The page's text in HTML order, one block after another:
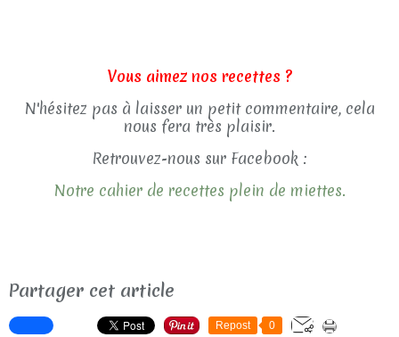
Vous aimez nos recettes ?
N'hésitez pas à laisser un petit commentaire, cela
nous fera très plaisir.
Retrouvez-nous sur Facebook :
Notre cahier de recettes plein de miettes.
Partager cet article
Repost 0